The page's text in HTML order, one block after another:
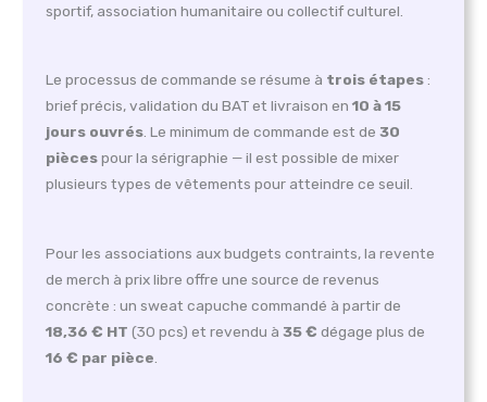
sportif, association humanitaire ou collectif culturel.
Le processus de commande se résume à trois étapes:
brief précis, validation du BAT et livraison en 10 à 15
jours ouvrés. Le minimum de commande est de 30
piècespour la sérigraphie — il est possible de mixer
plusieurs types de vêtements pour atteindre ce seuil.
Pour les associations aux budgets contraints, la revente
de merch à prix libre offre une source de revenus
concrète : un sweat capuche commandé à partir de
18,36 € HT (30 pcs) et revendu à 35 € dégage plus de
16 € par pièce